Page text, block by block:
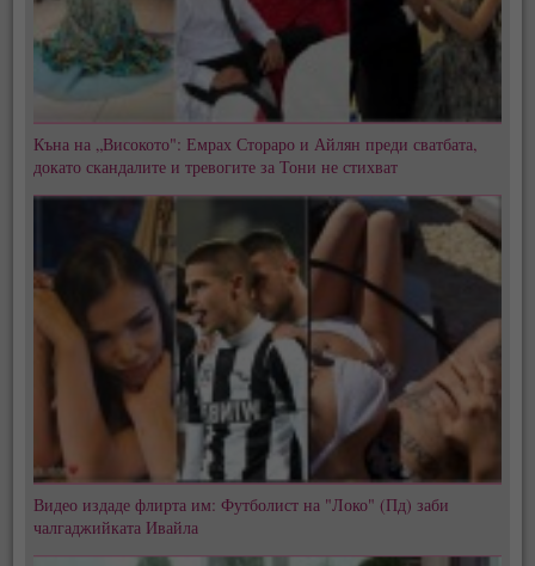
Къна на „Високото": Емрах Стораро и Айлян преди сватбата,
докато скандалите и тревогите за Тони не стихват
Видео издаде флирта им: Футболист на "Локо" (Пд) заби
чалгаджийката Ивайла